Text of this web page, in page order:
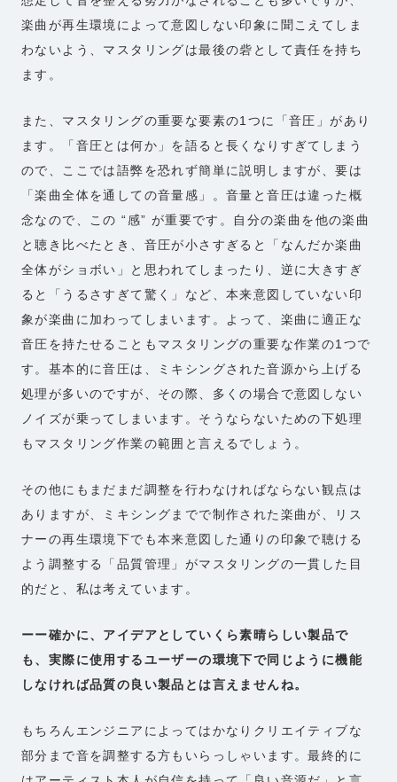
楽曲が再生環境によって意図しない印象に聞こえてしま
わないよう、マスタリングは最後の砦として責任を持ち
ます。
また、マスタリングの重要な要素の1つに「音圧」があり
ます。「音圧とは何か」を語ると長くなりすぎてしまう
ので、ここでは語弊を恐れず簡単に説明しますが、要は
「楽曲全体を通しての音量感」。音量と音圧は違った概
念なので、この “感” が重要です。自分の楽曲を他の楽曲
と聴き比べたとき、音圧が小さすぎると「なんだか楽曲
全体がショボい」と思われてしまったり、逆に大きすぎ
ると「うるさすぎて驚く」など、本来意図していない印
象が楽曲に加わってしまいます。よって、楽曲に適正な
音圧を持たせることもマスタリングの重要な作業の1つで
す。基本的に音圧は、ミキシングされた音源から上げる
処理が多いのですが、その際、多くの場合で意図しない
ノイズが乗ってしまいます。そうならないための下処理
もマスタリング作業の範囲と言えるでしょう。
その他にもまだまだ調整を行わなければならない観点は
ありますが、ミキシングまでで制作された楽曲が、リス
ナーの再生環境下でも本来意図した通りの印象で聴ける
よう調整する「品質管理」がマスタリングの一貫した目
的だと、私は考えています。
ーー確かに、アイデアとしていくら素晴らしい製品で
も、実際に使用するユーザーの環境下で同じように機能
しなければ品質の良い製品とは言えませんね。
もちろんエンジニアによってはかなりクリエイティブな
部分まで音を調整する方もいらっしゃいます。最終的に